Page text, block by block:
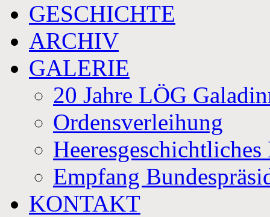
GESCHICHTE
ARCHIV
GALERIE
20 Jahre LÖG
Ordensverleihung
Empfang
KONTAKT